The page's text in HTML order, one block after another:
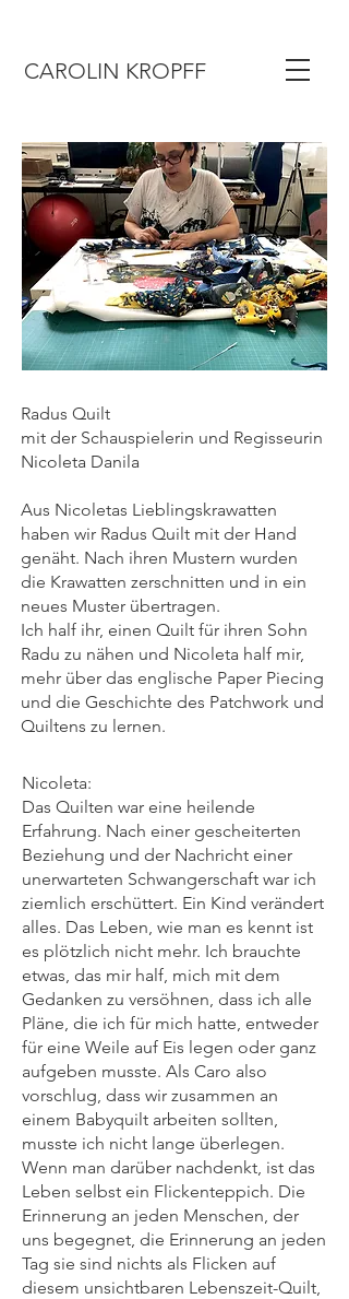
CAROLIN KROPFF
Radus Quilt
mit der Schauspielerin und Regisseurin
Nicoleta Danila
Aus Nicoletas Lieblingskrawatten
haben wir Radus Quilt mit der Hand
genäht. Nach ihren Mustern wurden
die Krawatten zerschnitten und in ein
neues Muster übertragen.
Ich half ihr, einen Quilt für ihren Sohn
Radu zu nähen und Nicoleta half mir,
mehr über das englische Paper Piecing
und die Geschichte des Patchwork und
Quiltens zu lernen.
Nicoleta:
Das Quilten war eine heilende
Erfahrung. Nach einer gescheiterten
Beziehung und der Nachricht einer
unerwarteten Schwangerschaft war ich
ziemlich erschüttert. Ein Kind verändert
alles. Das Leben, wie man es kennt ist
es plötzlich nicht mehr. Ich brauchte
etwas, das mir half, mich mit dem
Gedanken zu versöhnen, dass ich alle
Pläne, die ich für mich hatte, entweder
für eine Weile auf Eis legen oder ganz
aufgeben musste. Als Caro also
vorschlug, dass wir zusammen an
einem Babyquilt arbeiten sollten,
musste ich nicht lange überlegen.
Wenn man darüber nachdenkt, ist das
Leben selbst ein Flickenteppich. Die
Erinnerung an jeden Menschen, der
uns begegnet, die Erinnerung an jeden
Tag sie sind nichts als Flicken auf
diesem unsichtbaren Lebenszeit-Quilt,